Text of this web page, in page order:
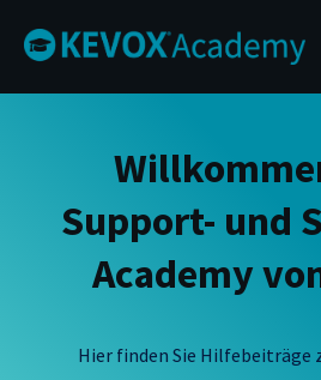
Support- und
Academy
Hier finden Sie Hilfebeiträge